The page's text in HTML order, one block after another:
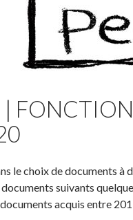
|
le choix de documents à
suivants
documents acquis entre